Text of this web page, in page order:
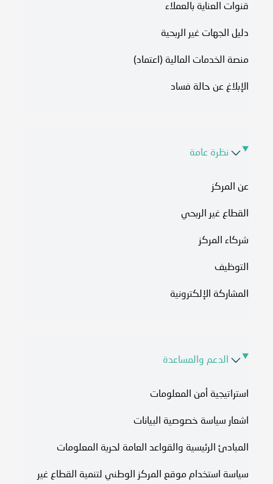
قنوات العناية بالعملاء
دليل الجهات غير الربحية
منصة الخدمات المالية (اعتماد)
الإبلاغ عن حالة فساد
نظرة عامة
عن المركز
القطاع غير الربحي
شركاء المركز
التوظيف
المشاركة الإلكترونية
الدعم والمساعدة
استراتيجية أمن المعلومات
اشعار سياسة خصوصية البيانات
المبادئ الرئيسية والقواعد العامة لحرية المعلومات
سياسة استخدام موقع المركز الوطني لتنمية القطاع غير